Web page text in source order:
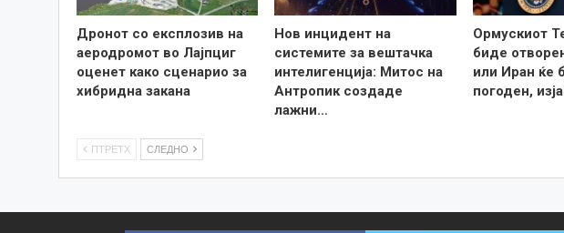
Дронот со експлозив на
аеродромот во Лајпциг
оценет како сценарио за
хибридна закана
Нов инцидент на
системите за вештачка
интелигенција: Митос на
Антропик создаде
лажни…
Ормускиот
биде
или Иран ќе
погоден,
ПТРЕТХ СЛЕДНО